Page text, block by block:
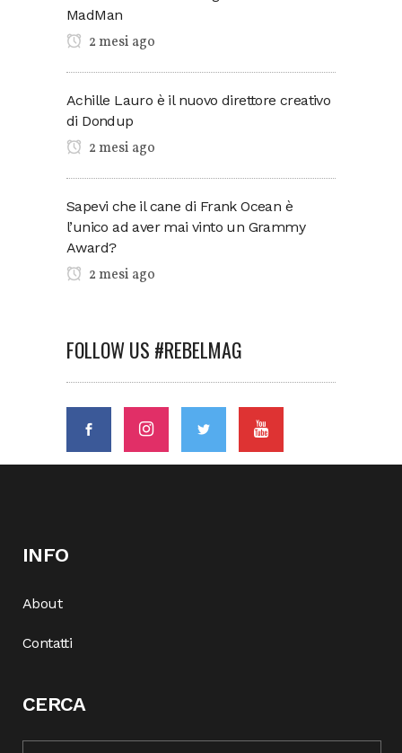
MadMan
2 mesi ago
Achille Lauro è il nuovo direttore creativo
di Dondup
2 mesi ago
Sapevi che il cane di Frank Ocean è
l’unico ad aver mai vinto un Grammy
Award?
2 mesi ago
FOLLOW US #REBELMAG
INFO
About
Contatti
CERCA